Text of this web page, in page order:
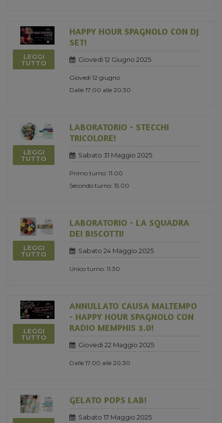
LEGGI
TUTTO
HAPPY HOUR SPAGNOLO CON DJ
SET!
Giovedi 12 Giugno 2025
Giovedì 12 giugno
Dalle 17:00 alle 20:30
LEGGI
TUTTO
LABORATORIO - STECCHI
TRICOLORE!
Sabato 31 Maggio 2025
Primo turno: 11.00
Secondo turno: 15.00
LEGGI
TUTTO
LABORATORIO - LA SQUADRA
DEI BISCOTTI!
Sabato 24 Maggio 2025
Unico turno: 11.30
LEGGI
TUTTO
ANNULLATO CAUSA MALTEMPO
- HAPPY HOUR SPAGNOLO CON
RADIO MEMPHIS 3.0!
Giovedi 22 Maggio 2025
Dalle 17.00 alle 20.30
GELATO POPS LAB!
Sabato 17 Maggio 2025